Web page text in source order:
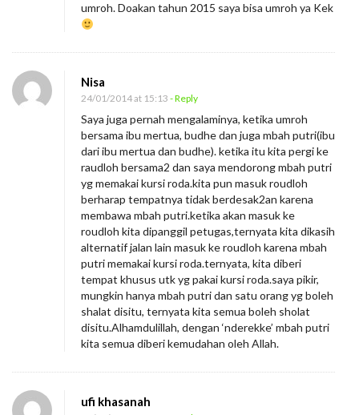
umroh. Doakan tahun 2015 saya bisa umroh ya Kek
Nisa
24/01/2014 at 15:13 - Reply
Saya juga pernah mengalaminya, ketika umroh
bersama ibu mertua, budhe dan juga mbah putri(ibu
dari ibu mertua dan budhe). ketika itu kita pergi ke
raudloh bersama2 dan saya mendorong mbah putri
yg memakai kursi roda.kita pun masuk roudloh
berharap tempatnya tidak berdesak2an karena
membawa mbah putri.ketika akan masuk ke
roudloh kita dipanggil petugas,ternyata kita dikasih
alternatif jalan lain masuk ke roudloh karena mbah
putri memakai kursi roda.ternyata, kita diberi
tempat khusus utk yg pakai kursi roda.saya pikir,
mungkin hanya mbah putri dan satu orang yg boleh
shalat disitu, ternyata kita semua boleh sholat
disitu.Alhamdulillah, dengan ‘nderekke’ mbah putri
kita semua diberi kemudahan oleh Allah.
ufi khasanah